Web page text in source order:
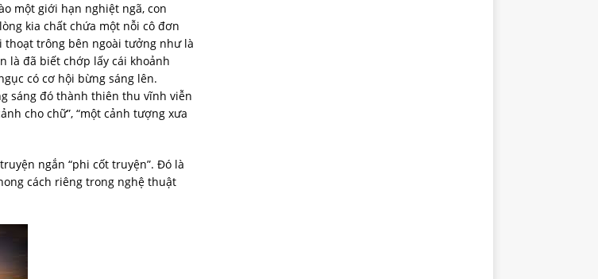
một giới hạn nghiệt ngã, con
kia chất chứa một nỗi cô đơn
thoạt trông bên ngoài tưởng như là
là đã biết chớp lấy cái khoảnh
có cơ hội bừng sáng lên.
sáng đó thành thiên thu vĩnh viễn
cho chữ”, “một cảnh tượng xưa
ngắn “phi cốt truyện”. Đó là
cách riêng trong nghệ thuật